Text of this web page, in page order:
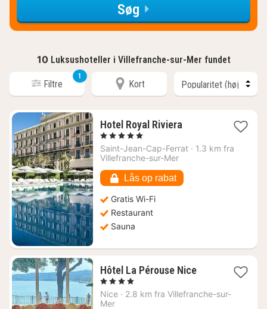
Søg
10 Luksushoteller i Villefranche-sur-Mer fundet
Filtre
1
Kort
Hotel Royal Riviera1
fra
, 5 Stjerner
Saint-Jean-Cap-Ferrat · 1.3 km fra
Villefranche-sur-Mer
Lås op rabat
Gratis Wi-Fi
Restaurant
Sauna
Hôtel La Pérouse Nice1
fra
, 4 Stjerner
Nice · 2.8 km fra Villefranche-sur-
Mer